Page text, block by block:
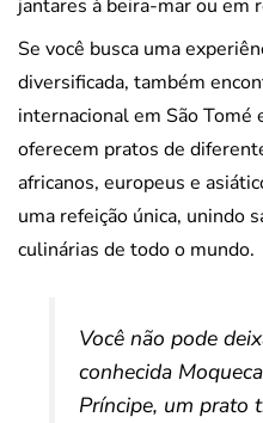
jantares à beira-mar ou em
Se você busca uma
diversificada, também
internacional em São Tomé
oferecem pratos de
africanos, europeus e
uma refeição única, unindo
culinárias de todo o mundo.
Você não pode
conhecida
Príncipe, um prato